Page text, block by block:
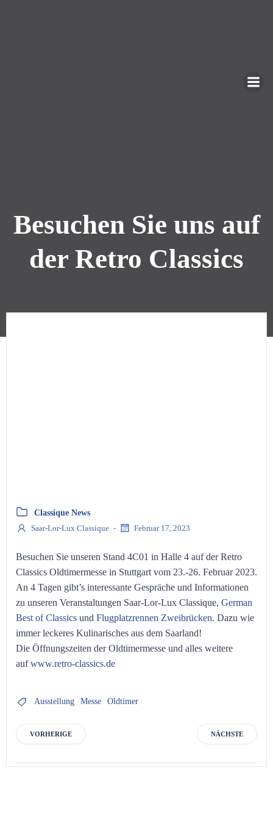
Besuchen Sie uns auf
der Retro Classics
Classique News
Saar-Lor-Lux Classique - Februar 17, 2023
Besuchen Sie unseren Stand 4C01 in Halle 4 auf der Retro
Classics Oldtimermesse in Stuttgart vom 23.-26. Februar 2023.
An 4 Tagen gibt’s interessante Gespräche und Informationen
zu unseren Veranstaltungen Saar-Lor-Lux Classique, German
Best of Classics und Flugplatzrennen Zweibrücken. Dazu wie
immer leckeres Kulinarisches aus dem Saarland!
Die Öffnungszeiten der Oldtimermesse und alles weitere
aufwww.retro-classics.de
Ausstellung Messe Oldtimer
Beitragsnavigation
VORHERIGE NÄCHSTE